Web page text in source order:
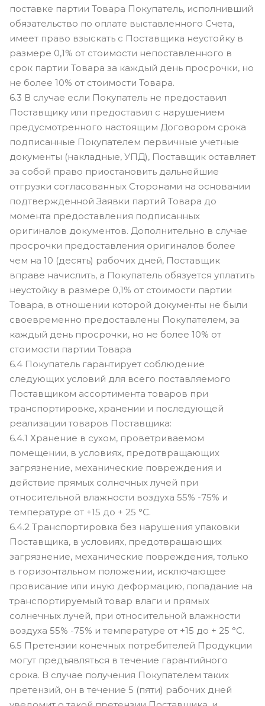
поставке партии Товара Покупатель, исполнивший
обязательство по оплате выставленного Счета,
имеет право взыскать с Поставщика неустойку в
размере 0,1% от стоимости непоставленного в
срок партии Товара за каждый день просрочки, но
не более 10% от стоимости Товара.
6.3 В случае если Покупатель не предоставил
Поставщику или предоставил с нарушением
предусмотренного настоящим Договором срока
подписанные Покупателем первичные учетные
документы (накладные, УПД), Поставщик оставляет
за собой право приостановить дальнейшие
отгрузки согласованных Сторонами на основании
подтвержденной Заявки партий Товара до
момента предоставления подписанных
оригиналов документов. Дополнительно в случае
просрочки предоставления оригиналов более
чем на 10 (десять) рабочих дней, Поставщик
вправе начислить, а Покупатель обязуется уплатить
неустойку в размере 0,1% от стоимости партии
Товара, в отношении которой документы не были
своевременно предоставлены Покупателем, за
каждый день просрочки, но не более 10% от
стоимости партии Товара
6.4 Покупатель гарантирует соблюдение
следующих условий для всего поставляемого
Поставщиком ассортимента товаров при
транспортировке, хранении и последующей
реализации товаров Поставщика:
6.4.1 Хранение в сухом, проветриваемом
помещении, в условиях, предотвращающих
загрязнение, механические повреждения и
действие прямых солнечных лучей при
относительной влажности воздуха 55% -75% и
температуре от +15 до + 25 °С.
6.4.2 Транспортировка без нарушения упаковки
Поставщика, в условиях, предотвращающих
загрязнение, механические повреждения, только
в горизонтальном положении, исключающее
провисание или иную деформацию, попадание на
транспортируемый товар влаги и прямых
солнечных лучей, при относительной влажности
воздуха 55% -75% и температуре от +15 до + 25 °С.
6.5 Претензии конечных потребителей Продукции
могут предъявляться в течение гарантийного
срока. В случае получения Покупателем таких
претензий, он в течение 5 (пяти) рабочих дней